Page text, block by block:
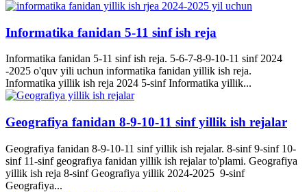
Informatika fanidan 5-11 sinf ish reja
Informatika fanidan 5-11 sinf ish reja. 5-6-7-8-9-10-11 sinf 2024
-2025 o'quv yili uchun informatika fanidan yillik ish reja.
Informatika yillik ish reja 2024 5-sinf Informatika yillik...
Geografiya fanidan 8-9-10-11 sinf yillik ish rejalar
Geografiya fanidan 8-9-10-11 sinf yillik ish rejalar. 8-sinf 9-sinf 10-
sinf 11-sinf geografiya fanidan yillik ish rejalar to'plami. Geografiya
yillik ish reja 8-sinf Geografiya yillik 2024-2025 9-sinf
Geografiya...